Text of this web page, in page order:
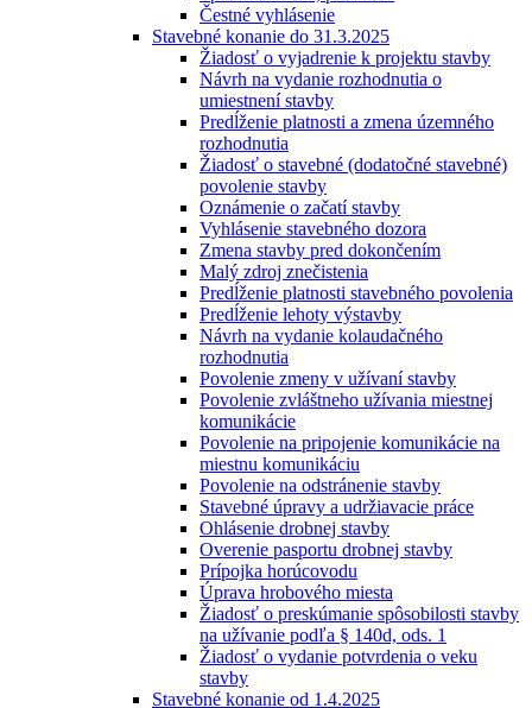
Čestné vyhlásenie
Stavebné konanie do 31.3.2025
Žiadosť o vyjadrenie k projektu stavby
Návrh na vydanie rozhodnutia o
umiestnení stavby
Predĺženie platnosti a zmena územného
rozhodnutia
Žiadosť o stavebné (dodatočné stavebné)
povolenie stavby
Oznámenie o začatí stavby
Vyhlásenie stavebného dozora
Zmena stavby pred dokončením
Malý zdroj znečistenia
Predĺženie platnosti stavebného povolenia
Predĺženie lehoty výstavby
Návrh na vydanie kolaudačného
rozhodnutia
Povolenie zmeny v užívaní stavby
Povolenie zvláštneho užívania miestnej
komunikácie
Povolenie na pripojenie komunikácie na
miestnu komunikáciu
Povolenie na odstránenie stavby
Stavebné úpravy a udržiavacie práce
Ohlásenie drobnej stavby
Overenie pasportu drobnej stavby
Prípojka horúcovodu
Úprava hrobového miesta
Žiadosť o preskúmanie spôsobilosti stavby
na užívanie podľa § 140d, ods. 1
Žiadosť o vydanie potvrdenia o veku
stavby
Stavebné konanie od 1.4.2025